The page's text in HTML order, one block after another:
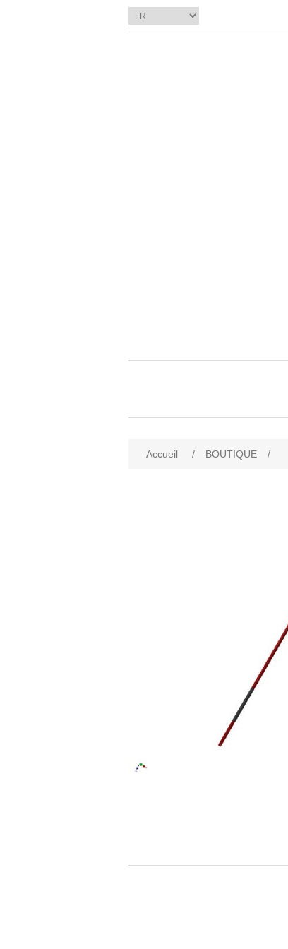
Accueil / BOUTIQUE /